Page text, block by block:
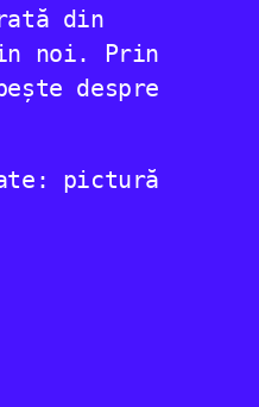
din
noi. Prin
despre
pictură